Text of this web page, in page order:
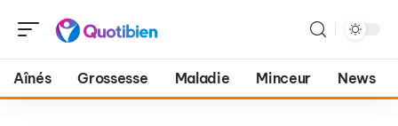
Aînés Grossesse Maladie Minceur News